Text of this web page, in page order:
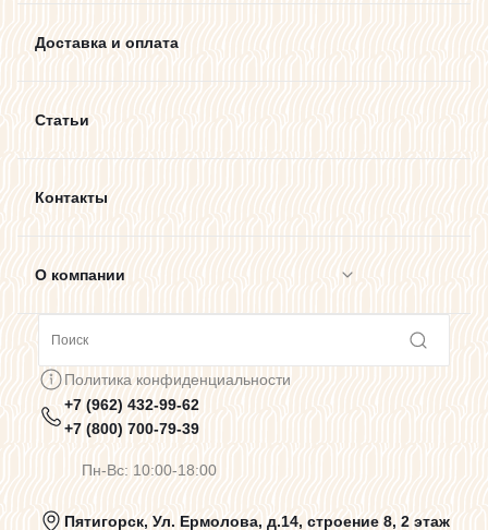
Доставка и оплата
Статьи
Контакты
О компании
Предупреждения о цветопередаче
Политика конфиденциальности
Политика конфиденциальности
+7 (962) 432-99-62
+7 (800) 700-79-39
Пн-Вс: 10:00-18:00
Пятигорск, Ул. Ермолова, д.14, строение 8, 2 этаж